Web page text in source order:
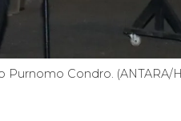
Purnomo Condro. (ANTARA/